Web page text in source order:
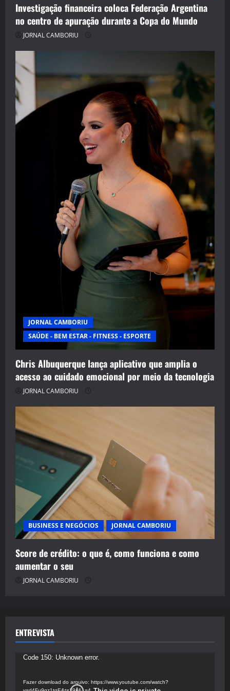
Investigação financeira coloca Federação Argentina
no centro de apuração durante a Copa do Mundo
JORNAL CAMBORIU
JORNAL CAMBORIU
SAÚDE - BEM ESTAR - FITNESS - ESPORTE
Chris Albuquerque lança aplicativo que amplia o
acesso ao cuidado emocional por meio da tecnologia
JORNAL CAMBORIU
BUSINESS E NEGÓCIOS JORNAL CAMBORIU
Score de crédito: o que é, como funciona e como
aumentar o seu
JORNAL CAMBORIU
ENTREVISTA
Tocador
vídeo
Code 150: Unknown error.
Fazer download do arquivo: https://www.youtube.com/watch?